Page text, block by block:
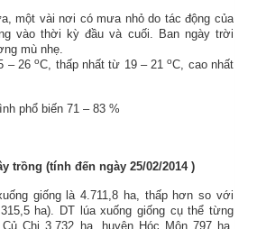
một vài nơi có mưa nhỏ do tác động của
vào thời kỳ đầu và cuối. Ban ngày trời
mù nhẹ.
– 26oC, thấp nhất từ 19 – 21oC, cao nhất
phổ biến 71 – 83 %
trồng (tính đến ngày 25/02/2014 )
giống là 4.711,8 ha, thấp hơn so với
ha). DT lúa xuống giống cụ thể từng
Chi 3.732 ha, huyện Hóc Môn 797 ha,